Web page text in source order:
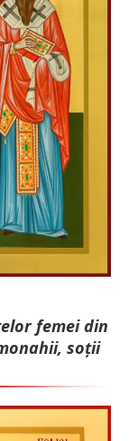
femei din
soții